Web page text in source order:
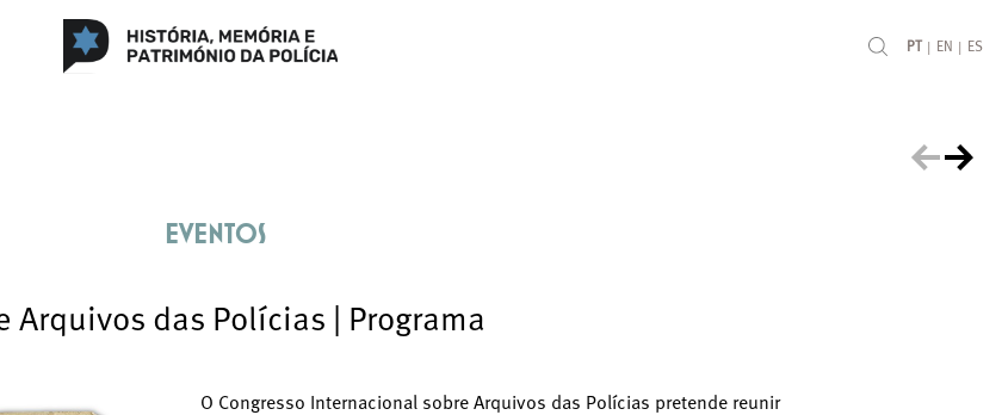
PT | EN | ES
eventos
das Polícias | Programa
O Congresso Internacional sobre Arquivos das Polícias pretende reunir